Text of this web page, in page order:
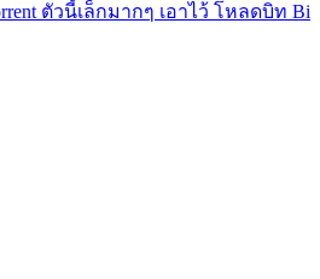
ตัวนี้เล็กมากๆ เอาไว้ โหลดบิท Bi